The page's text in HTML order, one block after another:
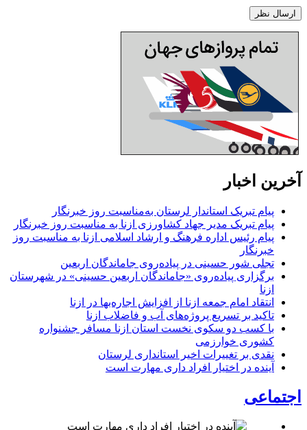
آخرین اخبار
پیام تبریک استاندار لرستان به‌مناسبت روز خبرنگار
پیام تبریک مدیر جهاد کشاورزی ازنا به مناسبت روز خبرنگار
پیام رئیس اداره فرهنگ و ارشاد اسلامی ازنا به مناسبت روز
خبرنگار
تجلی شور حسینی در پیاده‌روی جاماندگان اربعین
برگزاری پیاده‌روی «جاماندگان اربعین حسینی» در شهرستان
ازنا
انتقاد امام جمعه ازنا از افزایش اجاره‌بها در ازنا
تاکید بر تسریع پروژه‌های آب و فاضلاب ازنا
با کسب دو سکوی نخست استان ازنا مسافر جشنواره
کشوری خوارزمی
نقدی بر تغییرات اخیر استانداری لرستان
آینده در اختیار افراد داری مهارت است
اجتماعی